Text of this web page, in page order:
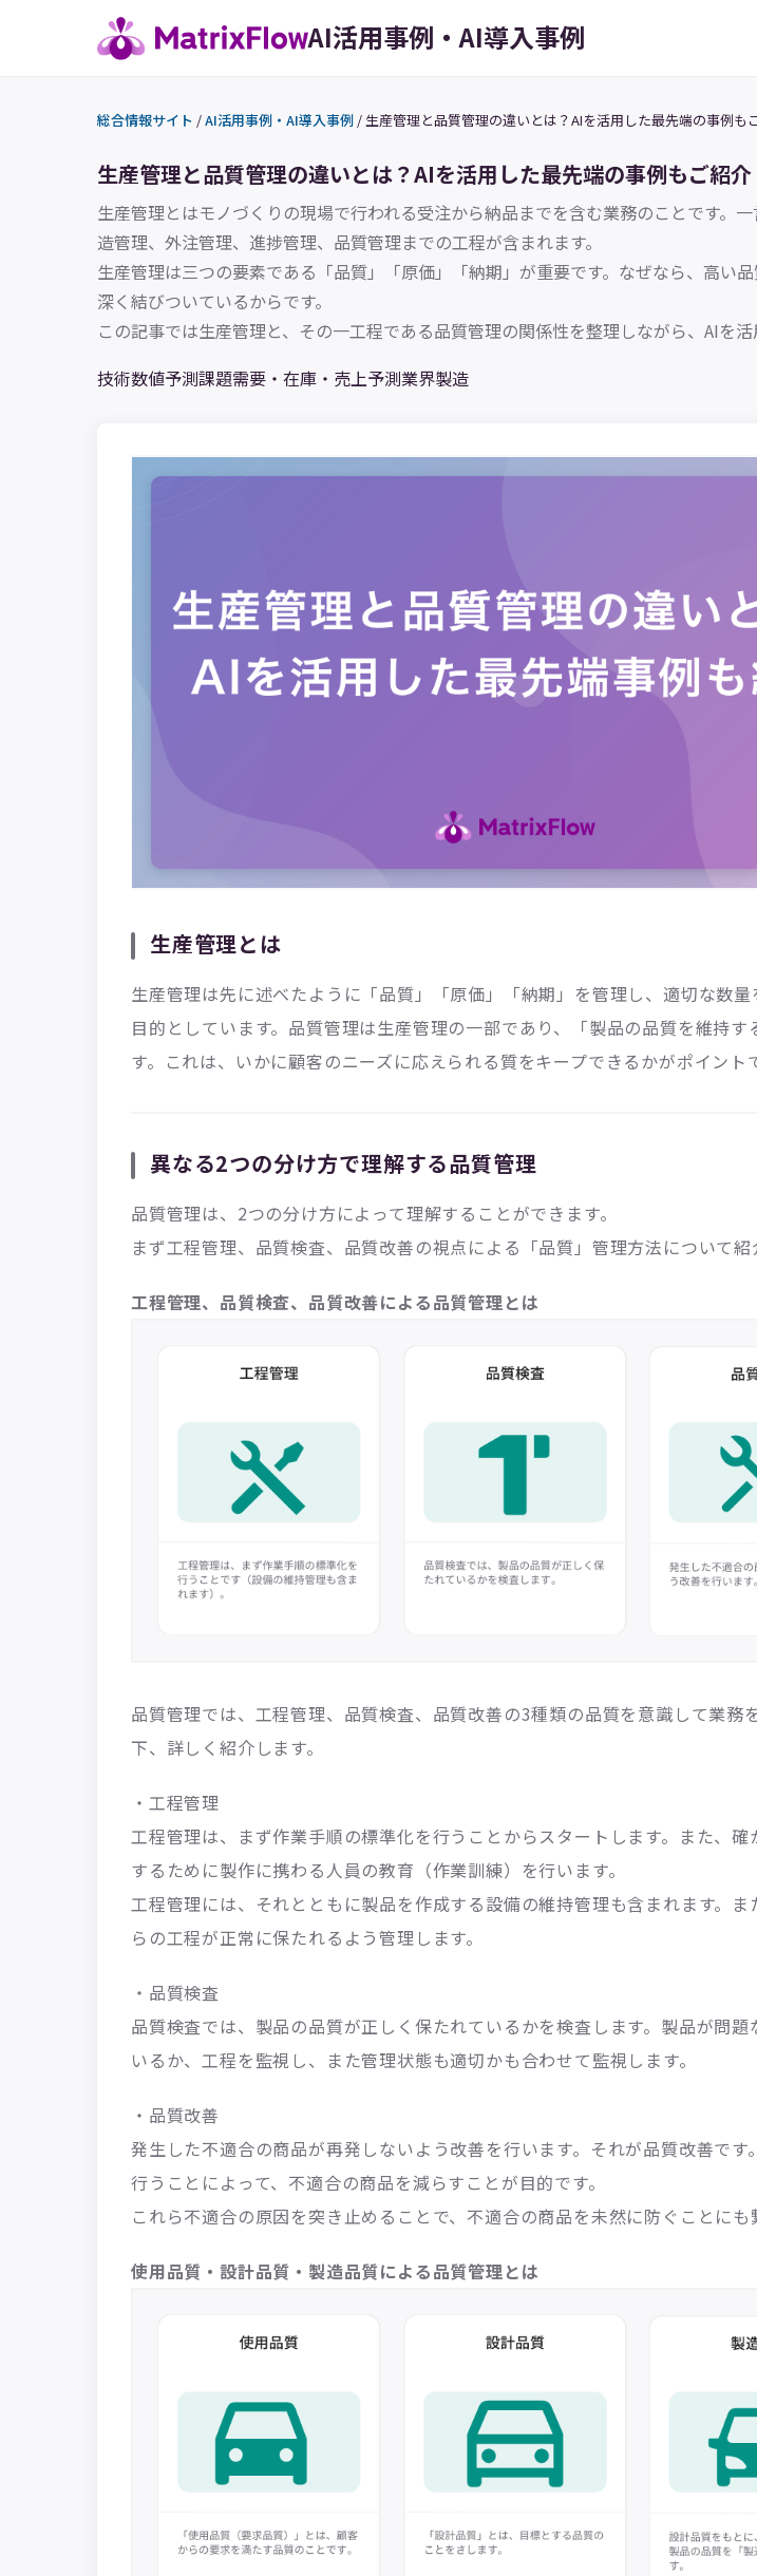
AI活用事例・AI導入事例
総合情報サイト /AI活用事例・AI導入事例 /生産管理と品質管理の違いとは？AIを活用した最先端の事例も
生産管理と品質管理の違いとは？AIを活用した最先端の事例もご紹介
生産管理とはモノづくりの現場で行われる受注から納品までを含む業務のことです。
造管理、外注管理、進捗管理、品質管理までの工程が含まれます。
生産管理は三つの要素である「品質」「原価」「納期」が重要です。なぜなら、高い
深く結びついているからです。
技術数値予測課題需要・在庫・売上予測業界製造
生産管理とは
生産管理は先に述べたように「品質」「原価」「納期」を管理し、適切な数
目的としています。品質管理は生産管理の一部であり、「製品の品質を維持す
す。これは、いかに顧客のニーズに応えられる質をキープできるかがポイント
異なる2つの分け方で理解する品質管理
品質管理は、2つの分け方によって理解することができます。
まず工程管理、品質検査、品質改善の視点による「品質」管理方法について紹
工程管理、品質検査、品質改善による品質管理とは
品質管理では、工程管理、品質検査、品質改善の3種類の品質を意識して業務
下、詳しく紹介します。
・工程管理
工程管理は、まず作業手順の標準化を行うことからスタートします。また、確
するために製作に携わる人員の教育（作業訓練）を行います。
工程管理には、それとともに製品を作成する設備の維持管理も含まれます。
らの工程が正常に保たれるよう管理します。
・品質検査
品質検査では、製品の品質が正しく保たれているかを検査します。製品が問題
いるか、工程を監視し、また管理状態も適切かも合わせて監視します。
・品質改善
発生した不適合の商品が再発しないよう改善を行います。それが品質改善です
行うことによって、不適合の商品を減らすことが目的です。
これら不適合の原因を突き止めることで、不適合の商品を未然に防ぐことにも
使用品質・設計品質・製造品質による品質管理とは